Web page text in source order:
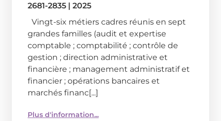
2681-2835 | 2025
Vingt-six métiers cadres réunis en sept
grandes familles (audit et expertise
comptable ; comptabilité ; contrôle de
gestion ; direction administrative et
financière ; management administratif et
financier ; opérations bancaires et
marchés financ[...]
Plus d'information...